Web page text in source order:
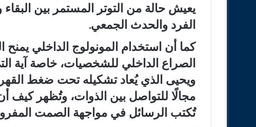
يعيش حالة من التوتر المستمر بين البقاء
الفرد والحدث الجمعي.
كما أن استخدام المونولوج الداخلي
الصراع الداخلي للشخصيات، خاصة آية
ويحيى الذي يُعاد تشكيله تحت ضغط القهر
مجالًا للتواصل بين الذوات، وتُظهر كيف
تُكتب الرسائل في مواجهة الصمت